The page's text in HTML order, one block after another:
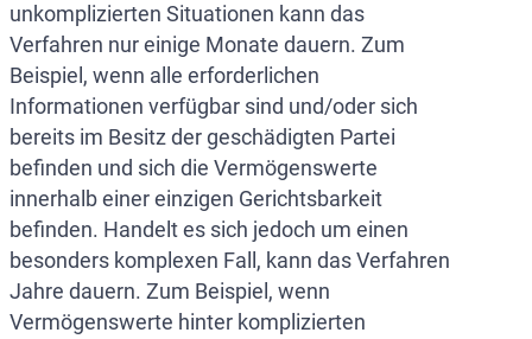
unkomplizierten Situationen kann das
Verfahren nur einige Monate dauern. Zum
Beispiel, wenn alle erforderlichen
Informationen verfügbar sind und/oder sich
bereits im Besitz der geschädigten Partei
befinden und sich die Vermögenswerte
innerhalb einer einzigen Gerichtsbarkeit
befinden. Handelt es sich jedoch um einen
besonders komplexen Fall, kann das Verfahren
Jahre dauern. Zum Beispiel, wenn
Vermögenswerte hinter komplizierten